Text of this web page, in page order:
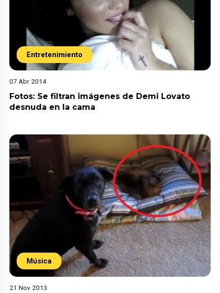
Entretenimiento
07 Abr 2014
Fotos: Se filtran imágenes de Demi Lovato
desnuda en la cama
Música
21 Nov 2013